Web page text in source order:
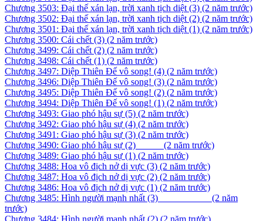
Chương 3503: Đại thế xán lạn, trời xanh tịch diệt (3) (2 năm trước)
Chương 3502: Đại thế xán lạn, trời xanh tịch diệt (2) (2 năm trước)
Chương 3501: Đại thế xán lạn, trời xanh tịch diệt (1) (2 năm trước)
Chương 3500: Cái chết (3) (2 năm trước)
Chương 3499: Cái chết (2) (2 năm trước)
Chương 3498: Cái chết (1) (2 năm trước)
Chương 3497: Diệp Thiên Đế vô song! (4) (2 năm trước)
Chương 3496: Diệp Thiên Đế vô song! (3) (2 năm trước)
Chương 3495: Diệp Thiên Đế vô song! (2) (2 năm trước)
Chương 3494: Diệp Thiên Đế vô song! (1) (2 năm trước)
Chương 3493: Giao phó hậu sự (5) (2 năm trước)
Chương 3492: Giao phó hậu sự (4) (2 năm trước)
Chương 3491: Giao phó hậu sự (3) (2 năm trước)
Chương 3490: Giao phó hậu sự (2) ­ ­ ­ ­ ­ ­ ­ ­ ­ ­ ­ (2 năm trước)
Chương 3489: Giao phó hậu sự (1) (2 năm trước)
Chương 3488: Hoa vô địch nở dị vực (3) (2 năm trước)
Chương 3487: Hoa vô địch nở dị vực (2) (2 năm trước)
Chương 3486: Hoa vô địch nở dị vực (1) (2 năm trước)
Chương 3485: Hình người mạnh nhất (3) ­ ­ ­ ­ ­ ­ ­ ­ ­ ­ ­ ­ ­ ­ ­ ­ ­ ­ ­ ­ ­ ­ (2 năm
trước)